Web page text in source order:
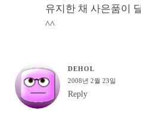
유지한 채 사은품이
^^
DEHOL
2008년 2월 23일
Reply